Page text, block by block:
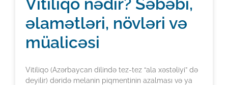
Vitiliqo nədir? Səbəbi,
əlamətləri, növləri və
müalicəsi
Vitiliqo (Azərbaycan dilində tez-tez “ala xəstəliyi” də
deyilir) dəridə melanin piqmentinin azalması və ya